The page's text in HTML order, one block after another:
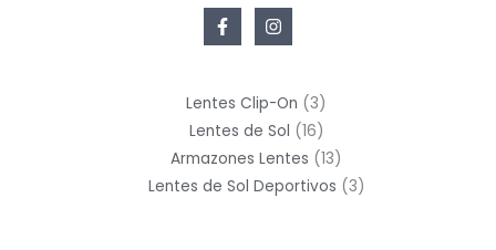
Lentes Clip-On 33
productos
Lentes de Sol 1616
productos
Armazones Lentes 1313
productos
Lentes de Sol Deportivos 33